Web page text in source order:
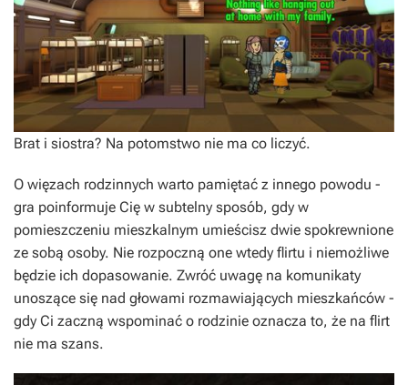
Brat i siostra? Na potomstwo nie ma co liczyć.
O więzach rodzinnych warto pamiętać z innego powodu -
gra poinformuje Cię w subtelny sposób, gdy w
pomieszczeniu mieszkalnym umieścisz dwie spokrewnione
ze sobą osoby. Nie rozpoczną one wtedy flirtu i niemożliwe
będzie ich dopasowanie. Zwróć uwagę na komunikaty
unoszące się nad głowami rozmawiających mieszkańców -
gdy Ci zaczną wspominać o rodzinie oznacza to, że na flirt
nie ma szans.